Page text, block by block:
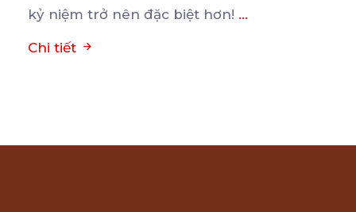
kỷ niệm trở nên đặc biệt hơn! ...
Chi tiết